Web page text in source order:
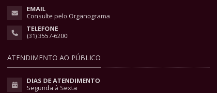
EMAIL
Consulte pelo Organograma
TELEFONE
(31) 3557-6200
ATENDIMENTO AO PÚBLICO
DIAS DE ATENDIMENTO
Segunda à Sexta